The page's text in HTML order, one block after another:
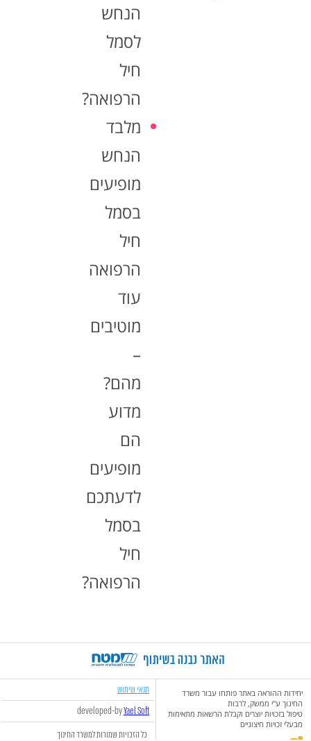
הנחש
לסמל
חיל
הרפואה?
מלבד
הנחש
מופיעים
בסמל
חיל
הרפואה
עוד
מוטיבים
–
מהם?
מדוע
הם
מופיעים
לדעתכם
בסמל
חיל
הרפואה?
יחידות ההוראה באתר פותחו עבור משרד
החינוך ע"י ממשק, לרבות
טיפול בזכויות יוצרים וקבלת הרשאות מתאימות
מבעלי זכויות חיצוניים
תנאי שימוש
developed-byYael Soft
כל הזכויות שמורות למשרד החינוך